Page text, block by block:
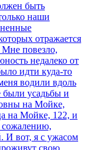
быть
наши
отражается
повезло,
недалеко от
идти куда-то
водили вдоль
были усадьбы и
на Мойке,
на Мойке, 122, и
сожалению,
И вот, я с ужасом
свою